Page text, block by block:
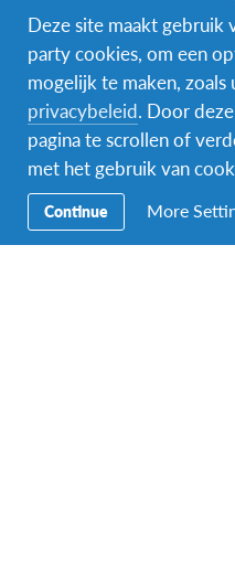
Secundaire
Navigatie
Naar
Word
Deze site maakt gebruik
party cookies, om een
mogelijk te maken, zoals
privacybeleid. Door
pagina te scrollen of
met het gebruik van
Continue More